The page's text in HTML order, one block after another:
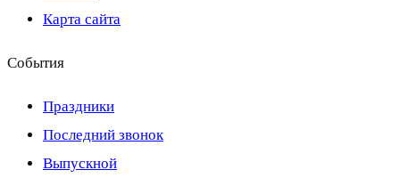
Карта сайта
События
Праздники
Последний звонок
Выпускной